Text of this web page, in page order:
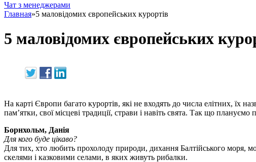
Чат з менеджерами
Главная»5 маловідомих європейських курортів
5 маловідомих європейських
На карті Європи багато курортів, які не входять до числа елітних,
пам’ятки, свої місцеві традиції, страви і навіть свята. Так що плануємо
Борнхольм, Данія
Для кого буде цікаво?
Для тих, хто любить прохолоду природи, дихання Балтійського моря,
скелями і казковими селами, в яких живуть рибалки.